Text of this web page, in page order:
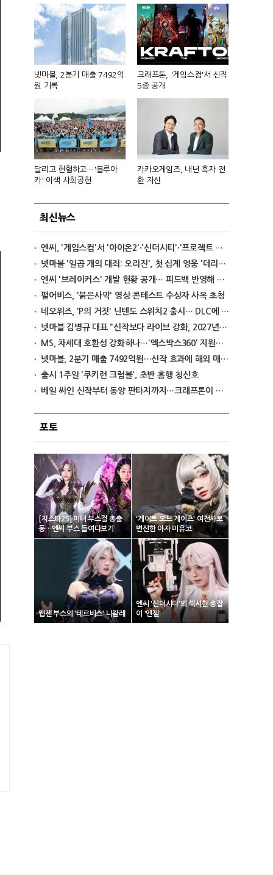
넷마블, 2분기 매출 7492억
원 기록
크래프톤, '게임스컴'서 신작
5종 공개
달리고 헌혈하고…'블루아
카' 이색 사회공헌
카카오게임즈, 내년 흑자 전
환 자신
최신뉴스
엔씨, '게임스컴'서 '아이온2'·'신더시티'·'프로젝트 본파이어' 공개
넷마블 '일곱 개의 대죄: 오리진', 첫 십계 영웅 '데리엘리' 추가
엔씨 '브레이커스' 개발 현황 공개… 피드백 반영해 전투·성장 시스템 손본다
펄어비스, '붉은사막' 영상 콘테스트 수상자 사옥 초청
네오위즈, 'P의 거짓' 닌텐도 스위치2 출시… DLC에 신규 난이도까지 적용
넷마블 김병규 대표 "신작보다 라이브 강화, 2027년 라인업은 추후 공개"
MS, 차세대 호환성 강화하나…'엑스박스360' 지원설 확산
넷마블, 2분기 매출 7492억원…신작 효과에 해외 매출 비중 증가
출시 1주일 '쿠키런 크럼블', 초반 흥행 청신호
베일 싸인 신작부터 동양 판타지까지…크래프톤이 쾰른서 선보일 5개의 세계
포토
[지스타25] 미녀 부스걸 총출
동…엔씨 부스 들여다보기
'게이트 오브 게이츠' 여전사로
변신한 아자 미유코
웹젠 부스의 '테르비스' 니왈레
엔씨 '신더시티'의 섹시한 총잡
이 '엔젤'